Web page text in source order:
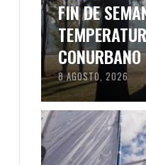
FIN DE
CONURBANO
8 AGOSTO, 2026